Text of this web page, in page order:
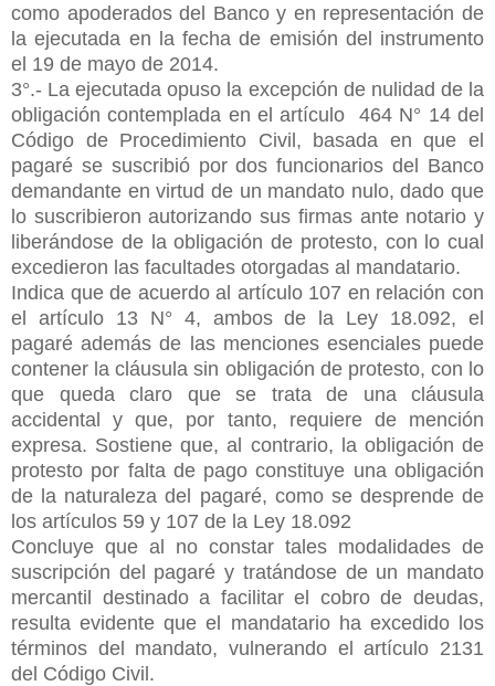
como apoderados del Banco y en representación de
la ejecutada en la fecha de emisión del instrumento
el 19 de mayo de 2014.
3°.- La ejecutada opuso la excepción de nulidad de la
obligación contemplada en el artículo 464 N° 14 del
Código de Procedimiento Civil, basada en que el
pagaré se suscribió por dos funcionarios del Banco
demandante en virtud de un mandato nulo, dado que
lo suscribieron autorizando sus firmas ante notario y
liberándose de la obligación de protesto, con lo cual
excedieron las facultades otorgadas al mandatario.
Indica que de acuerdo al artículo 107 en relación con
el artículo 13 N° 4, ambos de la Ley 18.092, el
pagaré además de las menciones esenciales puede
contener la cláusula sin obligación de protesto, con lo
que queda claro que se trata de una cláusula
accidental y que, por tanto, requiere de mención
expresa. Sostiene que, al contrario, la obligación de
protesto por falta de pago constituye una obligación
de la naturaleza del pagaré, como se desprende de
los artículos 59 y 107 de la Ley 18.092
Concluye que al no constar tales modalidades de
suscripción del pagaré y tratándose de un mandato
mercantil destinado a facilitar el cobro de deudas,
resulta evidente que el mandatario ha excedido los
términos del mandato, vulnerando el artículo 2131
del Código Civil.